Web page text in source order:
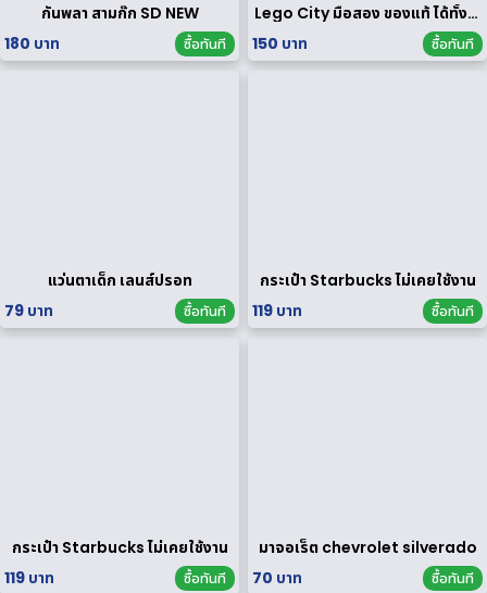
กันพลา สามก๊ก SD NEW
180 บาท
ซื้อทันที
Lego City มือสอง ของแท้ ได้ทั้งหมดตามรูป
150 บาท
ซื้อทันที
แว่นตาเด็ก เลนส์ปรอท
79 บาท
ซื้อทันที
กระเป๋า Starbucks ไม่เคยใช้งาน
119 บาท
ซื้อทันที
กระเป๋า Starbucks ไม่เคยใช้งาน
119 บาท
ซื้อทันที
มาจอเร็ต chevrolet silverado
70 บาท
ซื้อทันที